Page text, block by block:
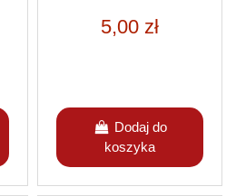
5,00 zł
Dodaj do
koszyka